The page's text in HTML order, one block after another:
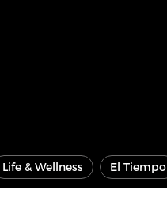
Life & Wellness El Tiempo